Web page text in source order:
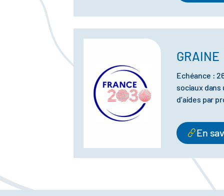
GRAINE
Echéance :
sociaux dans
d’aides par
En